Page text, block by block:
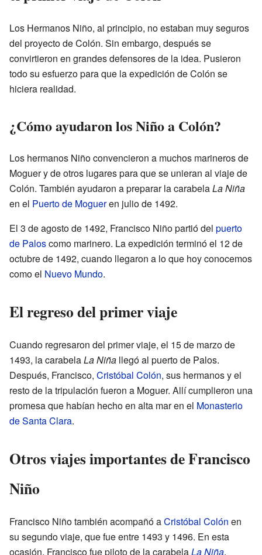
Los Hermanos Niño, al principio, no estaban muy seguros
del proyecto de Colón. Sin embargo, después se
convirtieron en grandes defensores de la idea. Pusieron
todo su esfuerzo para que la expedición de Colón se
hiciera realidad.
¿Cómo ayudaron los Niño a Colón?
Los hermanos Niño convencieron a muchos marineros de
Moguer y de otros lugares para que se unieran al viaje de
Colón. También ayudaron a preparar la carabelaLa Niña
en el Puerto de Mogueren julio de 1492.
El 3 de agosto de 1492, Francisco Niño partió del puerto
de Paloscomo marinero. La expedición terminó el 12 de
octubre de 1492, cuando llegaron a lo que hoy conocemos
como el Nuevo Mundo.
El regreso del primer viaje
Cuando regresaron del primer viaje, el 15 de marzo de
1493, la carabelaLa Niña llegó al puerto de Palos.
Después, Francisco, Cristóbal Colón, sus hermanos y el
resto de la tripulación fueron a Moguer. Allí cumplieron una
promesa que habían hecho en alta mar en el Monasterio
de Santa Clara.
Otros viajes importantes de Francisco
Niño
Francisco Niño también acompañó aCristóbal Colón en
su segundo viaje, que fue entre 1493 y 1496. En esta
ocasión, Francisco fue piloto de la carabelaLa Niña.